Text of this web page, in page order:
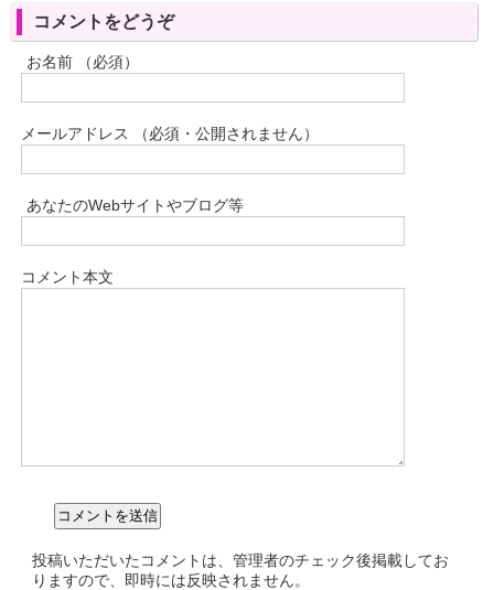
コメントをどうぞ
お名前 （必須）
メールアドレス （必須・公開されません）
あなたのWebサイトやブログ等
コメント本文
投稿いただいたコメントは、管理者のチェック後掲載してお
りますので、即時には反映されません。